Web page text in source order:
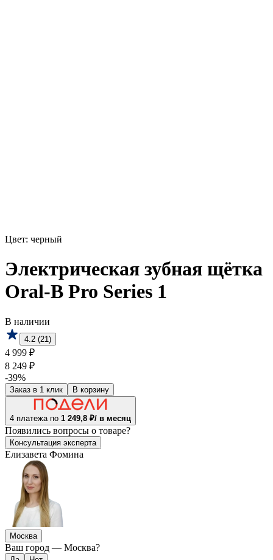
Цвет: черный
Электрическая зубная щётка
Oral-B Pro Series 1
В наличии
4.2 (21)
4 999 ₽
8 249 ₽
-39%
Заказ в 1 клик В корзину
4 платежа по 1 249,8 ₽/ в месяц
Появились вопросы о товаре?
Консультация эксперта
Елизавета Фомина
Москва
Ваш город — Москва?